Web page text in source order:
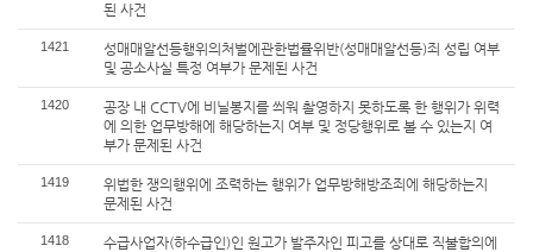
된 사건
1421
성매매알선등행위의처벌에관한법률위반(성매매알선등)죄 성립 여부
및 공소사실 특정 여부가 문제된 사건
1420
공장 내 CCTV에 비닐봉지를 씌워 촬영하지 못하도록 한 행위가 위력
에 의한 업무방해에 해당하는지 여부 및 정당행위로 볼 수 있는지 여
부가 문제된 사건
1419
위법한 쟁의행위에 조력하는 행위가 업무방해방조죄에 해당하는지
문제된 사건
1418
수급사업자(하수급인)인 원고가 발주자인 피고를 상대로 직불합의에